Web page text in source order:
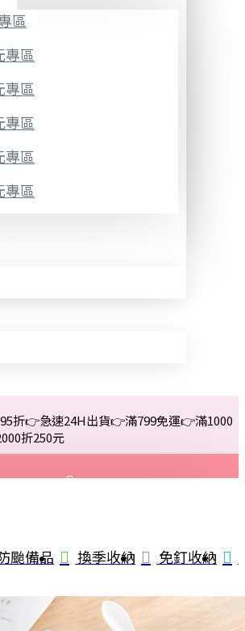
區
專區
專區
專區
專區
專區
折👉急速24H出貨👉滿799免運👉滿1000
折250元
註冊
詢問
颱備品 換季收納 免釘收納